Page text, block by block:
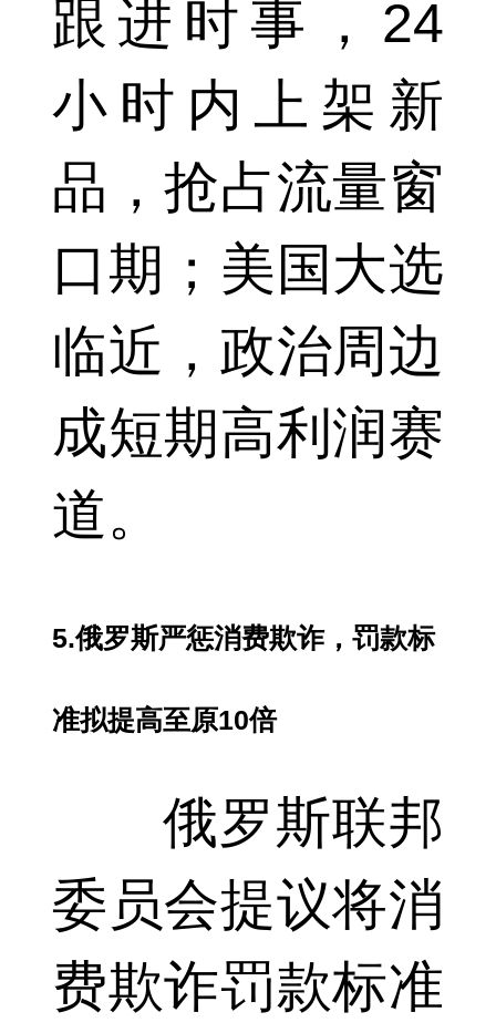
跟进时事，24
小时内上架新
品，抢占流量窗
口期；美国大选
临近，政治周边
成短期高利润赛
道。
5.俄罗斯严惩消费欺诈，罚款标
准拟提高至原10倍
俄罗斯联邦
委员会提议将消
费欺诈罚款标准